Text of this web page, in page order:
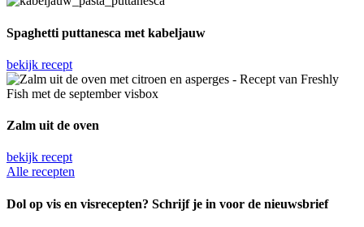
Spa­ghet­ti put­ta­nes­ca met kabeljauw
bekijk recept
Zalm uit de oven
bekijk recept
Alle recepten
Dol op vis en visrecepten? Schrijf je in voor de nieuwsbrief